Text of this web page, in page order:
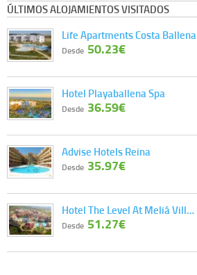
ÚLTIMOS ALOJAMIENTOS VISITADOS
Life Apartments Costa Ballena
Desde 50.23€
Hotel Playaballena Spa
Desde 36.59€
Advise Hotels Reina
Desde 35.97€
Hotel The Level At Meliá Vill…
Desde 51.27€